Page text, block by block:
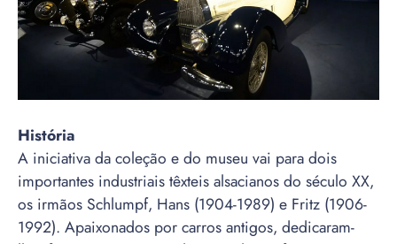
História
A iniciativa da coleção e do museu vai para dois
importantes industriais têxteis alsacianos do século XX,
os irmãos Schlumpf, Hans (1904-1989) e Fritz (1906-
1992). Apaixonados por carros antigos, dedicaram-